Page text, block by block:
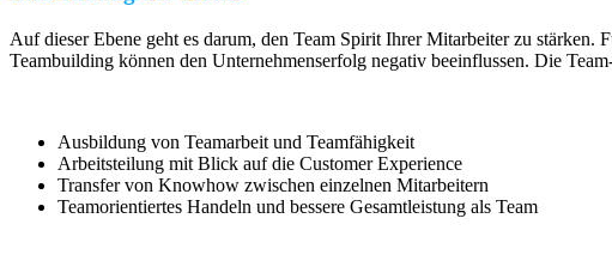
Auf dieser Ebene geht es darum, den Team Spirit Ihrer Mitarbeiter zu
Teambuilding können den Unternehmenserfolg negativ beeinflussen. Die
Ausbildung von Teamarbeit und Teamfähigkeit
Arbeitsteilung mit Blick auf die Customer Experience
Transfer von Knowhow zwischen einzelnen Mitarbeitern
Teamorientiertes Handeln und bessere Gesamtleistung als Team